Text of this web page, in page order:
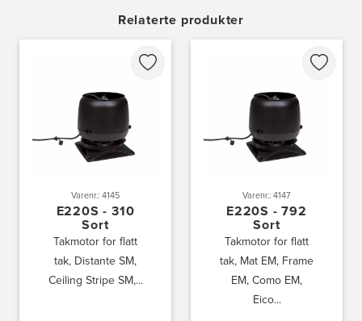
Bergen Kjøkkensenter A/S
5039 Bergen
55-395060
Bjerkreim Trelast AS
Nesjane 7, Vikeså
51-454050
http://www.drommekjokken.no
Bjerks Trevarefabrikk AS
Torkel Haabeths Vei 47
4325 Sandnes
Relaterte produkter
Varenr.: 4145
E220S - 310
Sort
Takmotor for flatt
tak, Distante SM,
Ceiling Stripe SM,...
Varenr.: 4147
E220S - 792
Sort
Takmotor for flatt
tak, Mat EM, Frame
EM, Como EM,
Eico...